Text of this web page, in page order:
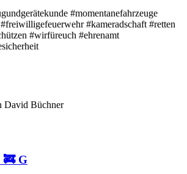
#momentanefahrzeuge
#kameradschaft #retten
#wirfüreuch #ehrenamt
David Büchner
🚒 G